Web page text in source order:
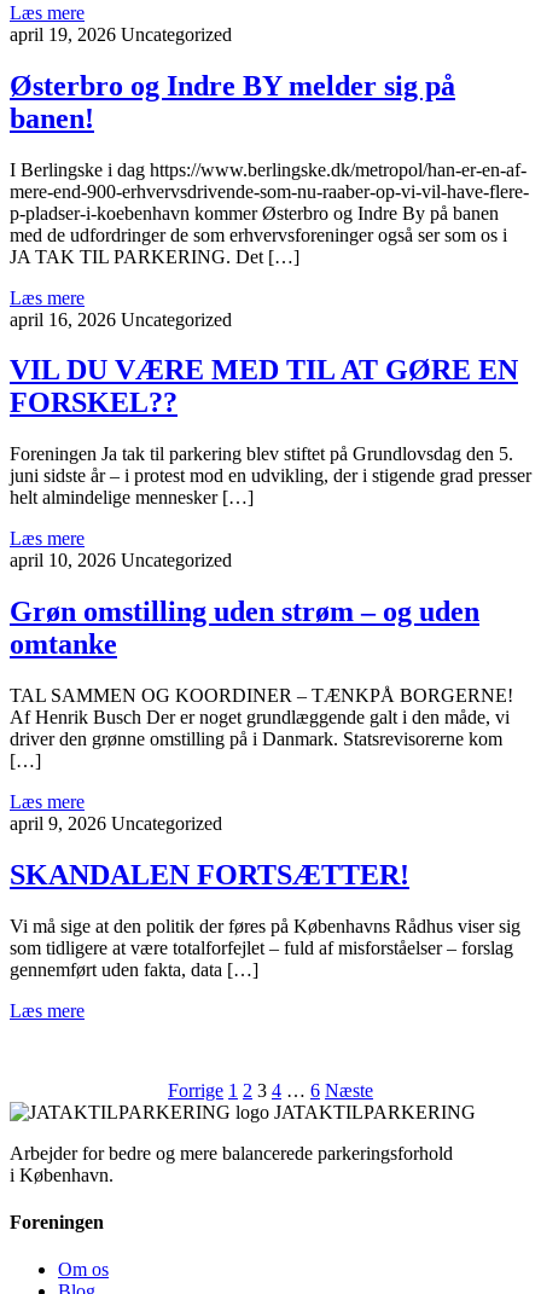
Læs mere
april 19, 2026 Uncategorized
Østerbro og Indre BY melder sig på
banen!
I Berlingske i dag https://www.berlingske.dk/metropol/han-er-en-af-
mere-end-900-erhvervsdrivende-som-nu-raaber-op-vi-vil-have-flere-
p-pladser-i-koebenhavn kommer Østerbro og Indre By på banen
med de udfordringer de som erhvervsforeninger også ser som os i
JA TAK TIL PARKERING. Det […]
Læs mere
april 16, 2026 Uncategorized
VIL DU VÆRE MED TIL AT GØRE EN
FORSKEL??
Foreningen Ja tak til parkering blev stiftet på Grundlovsdag den 5.
juni sidste år – i protest mod en udvikling, der i stigende grad presser
helt almindelige mennesker […]
Læs mere
april 10, 2026 Uncategorized
Grøn omstilling uden strøm – og uden
omtanke
TAL SAMMEN OG KOORDINER – TÆNKPÅ BORGERNE!
Af Henrik Busch Der er noget grundlæggende galt i den måde, vi
driver den grønne omstilling på i Danmark. Statsrevisorerne kom
[…]
Læs mere
april 9, 2026 Uncategorized
SKANDALEN FORTSÆTTER!
Vi må sige at den politik der føres på Københavns Rådhus viser sig
som tidligere at være totalforfejlet – fuld af misforståelser – forslag
gennemført uden fakta, data […]
Læs mere
Indlægsinddeling
Forrige 1 2 3 4 … 6 Næste
JATAKTILPARKERING
Arbejder for bedre og mere balancerede parkeringsforhold
i København.
Foreningen
Om os